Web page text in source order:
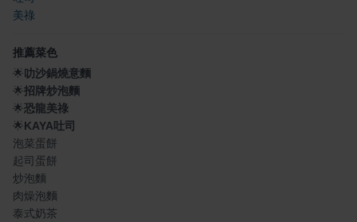
美祿
推薦菜色
🌟 叻沙鍋燒意麵
🌟招牌炒泡麵
🌟恐龍美祿
🌟KAYA吐司
泡菜蛋餅
起司蛋餅
炒泡麵
肉燥泡麵
泰式奶茶